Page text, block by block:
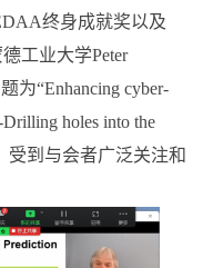
终身成就奖以及
工业大学Peter
为“Enhancing cyber-
Drilling holes into the
受到与会者广泛关注和